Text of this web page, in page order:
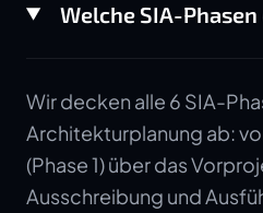
Welche SIA-Phasen
Wir decken alle 6 SIA-
Architekturplanung ab:
(Phase 1) über das
Ausschreibung und